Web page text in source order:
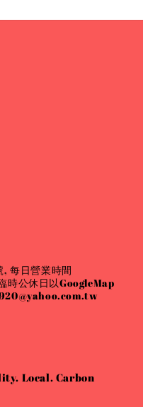
每日營業時間
時公休日以GoogleMap
Local. Carbon